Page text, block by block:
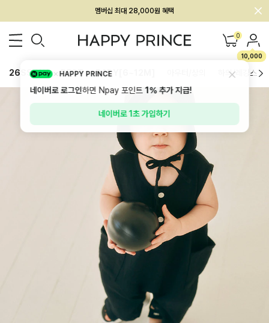
회원전용 아울렛, 가입하면 ~60% 할인!
멤버십 최대 28,000원 혜택 0
10,000
26SS 신상 BEST BABY[6~12M] 하의/레깅스
HAPPY PRINCE
네이버로 로그인하면 Npay 포인트1%추가 지급!
네이버로 1초 가입하기